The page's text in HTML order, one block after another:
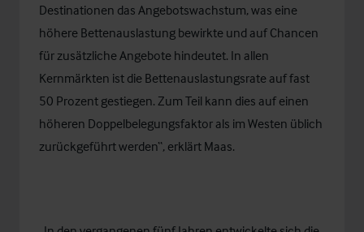
Destinationen das Angebotswachstum, was eine
höhere Bettenauslastung bewirkte und auf Chancen
für zusätzliche Angebote hindeutet. In allen
Kernmärkten ist die Bettenauslastungsrate auf fast
50 Prozent gestiegen. Zum Teil kann dies auf einen
höheren Doppelbelegungsfaktor als im Westen üblich
zurückgeführt werden“, erklärt Maas.